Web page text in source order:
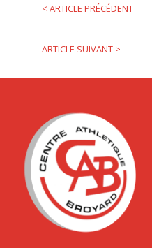
< ARTICLE PRÉCÉDENT
ARTICLE SUIVANT >